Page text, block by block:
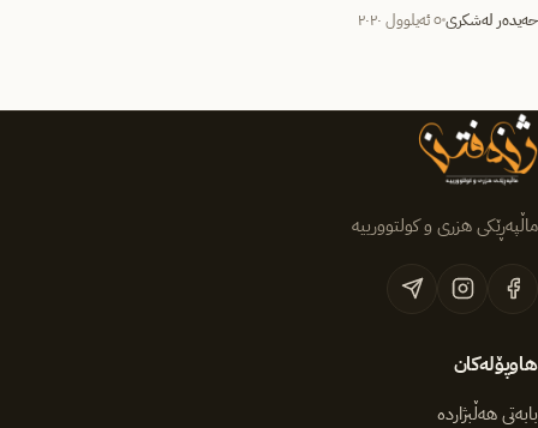
كەوا…
حەیدەر لەشکری٥ ئەیلوول ٢٠٢٠
ماڵپەڕێکی هزری و کولتوورییە
هاوپۆلەکان
بابەتی هەڵبژاردە